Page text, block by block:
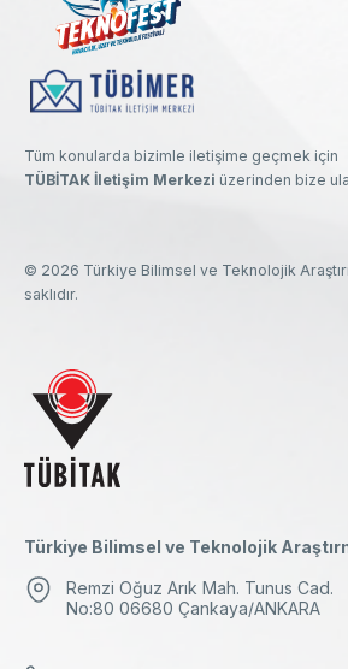
Tüm konularda bizimle iletişime geçmek için
TÜBİTAK İletişim Merkezi üzerinden bize
© 2026 Türkiye Bilimsel ve Teknolojik
saklıdır.
Türkiye Bilimsel ve Teknolojik
Remzi Oğuz Arık Mah. Tunus Cad.
No:80 06680 Çankaya/ANKARA